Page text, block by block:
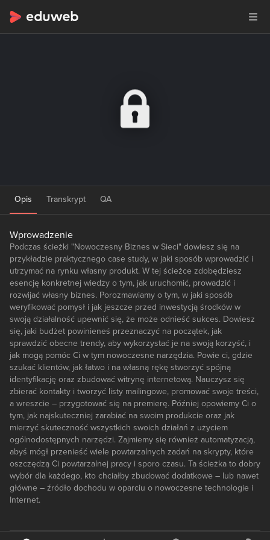
Opis Transkrypt QA
Wprowadzenie
Podczas ścieżki "Nowoczesny Biznes w Sieci" dowiesz się na
przykładzie praktycznego case study, w jaki sposób wprowadzić i
utrzymać na rynku własny produkt. W tej ścieżce zdobędziesz
esencję konkretnej wiedzy o tym, jak uruchomić, prowadzić i
rozwijać własny biznes. Porozmawiamy o tym, w jaki sposób
weryfikować pomysł i jak jeszcze przed inwestycją środków w
swoją działalność upewnić się, że może odnieść sukces. Dowiesz
się, jaki budżet powinieneś przeznaczyć na początek, jak
sprawdzić obecne trendy, aby wykorzystać je na swoją korzyść, i
jak mogą pomóc Ci w tym nowoczesne narzędzia. Powie ci, gdzie
szukać klientów, jak łatwo i na własną rękę stworzyć spójną
identyfikację oraz zbudować witrynę internetową. Nauczysz się
zbierać kontakty i tworzyć listy mailingowe, promować swoje treści,
a wreszcie – przygotować się na premierę. Później opowiemy Ci o
tym, jak najskuteczniej zarabiać na swoim produkcie oraz jak
mierzyć skuteczność wszystkich swoich działań z użyciem
ogólnodostępnych narzędzi. Zajmiemy się również automatyzacją,
abyś mógł przenieść wiele powtarzalnych zadań na skrypty, które
oszczędzą Ci powtarzalnej pracy i sporo czasu. Ta ścieżka to dobry
wybór dla każdego, kto chciałby zbudować dodatkowe – lub nawet
główne – źródło dochodu w oparciu o nowoczesne technologie i
Internet.